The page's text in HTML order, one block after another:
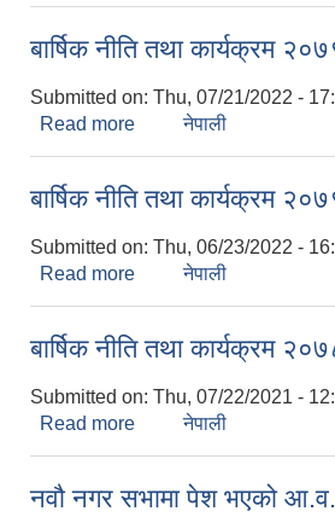
बार्षिक नीति तथा कार्यक्रम
Submitted on: Thu, 07/21/2022 -
Read more about बार्षिक नीति तथा
नेपाली
बार्षिक नीति तथा कार्यक्रम
Submitted on: Thu, 06/23/2022 -
Read more about बार्षिक नीति तथा
नेपाली
बार्षिक नीति तथा कार्यक्रम
Submitted on: Thu, 07/22/2021 -
Read more about बार्षिक नीति तथा
नेपाली
नवौ नगर सभामा पेश भएको